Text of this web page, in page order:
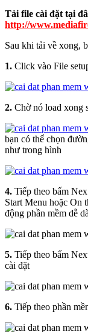
Tải file cài đặt tại
http://
Sau khi tải về xong,
1. Click vào File
2. Chờ nó load xong
bạn có thể chọn
như trong hình
4. Tiếp theo bấm
Start Menu hoặc On
động phần mềm dễ
5. Tiếp theo bấm
cài đặt
6. Tiếp theo phần